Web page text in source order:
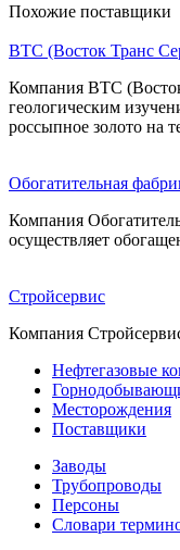
Похожие поставщики
ВТС (Восток Транс
Компания ВТС
геологическим
россыпное золото на
Обогатительная
Компания
осуществляет
Стройсервис
Компания
Нефтегазовые
Месторождения
Поставщики
Заводы
Трубопроводы
Персоны
Словари